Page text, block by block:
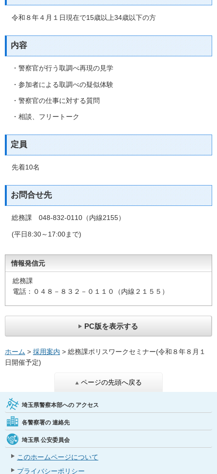
令和８年４月１日現在で15歳以上34歳以下の方
内容
・警察官が行う取調べ再現の見学
・参加者による取調べの疑似体験
・警察官の仕事に対する質問
・相談、フリートーク
定員
先着10名
お問合せ先
総務課 048‐832‐0110（内線2155）
(平日8:30～17:00まで)
情報発信元
総務課
電話：０４８－８３２－０１１０（内線２１５５）
PC版を表示する
ホーム > 採用案内 > 総務課ポリスワークセミナー(令和８年８月１
日開催予定)
ページの先頭へ戻る
埼玉県警察本部への アクセス
各警察署の 連絡先
埼玉県 公安委員会
このホームページについて
プライバシーポリシー